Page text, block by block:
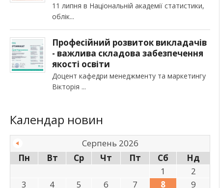
11 липня в Національній академії статистики,
облік
Професійний розвиток викладачів
- важлива складова забезпечення
якості освіти
Доцент кафедри менеджменту та маркетингу
Вікторія
Календар новин
Серпень 2026
Пн
Вт Ср Чт Пт Сб
Нд
1
2
3
4 5 6 7 8 9